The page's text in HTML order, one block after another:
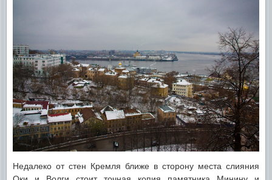
Недалеко от стен Кремля ближе в сторону места слияния